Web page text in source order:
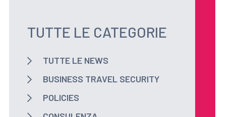
TUTTE LE CATEGORIE
TUTTE LE NEWS
BUSINESS TRAVEL SECURITY
POLICIES